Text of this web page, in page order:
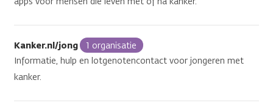
Kanker.nl/jong
1 organisatie
Informatie, hulp en lotgenotencontact voor jongeren met
kanker.